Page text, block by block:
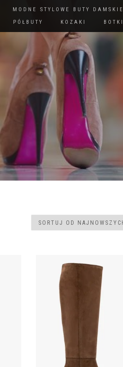
MODNE STYLOWE BUTY DAMSKIE
PÓŁBUTY KOZAKI BOTKI